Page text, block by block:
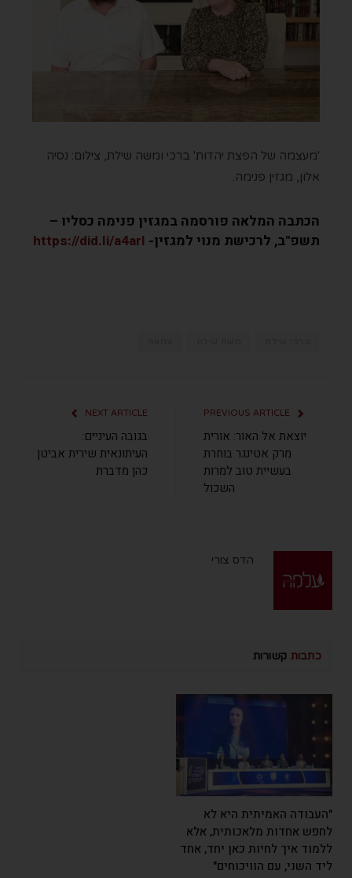
'מעצמה של הפצת יהדות' ברכי ומשה שילת, צילום: נסיה
אלון, מגזין פנימה.
הכתבה המלאה פורסמה במגזין פנימה כסליו –
תשפ"ב, לרכישת מנוי למגזין- https://did.li/a4arl
יוצאת אל האור: אורית
מרק אטינגר בוחרת
בעשיית טוב למרות
השכול
NEXT ARTICLE
בגובה העיניים:
העיתונאית שירית אביטן
כהן מדברת
הדס צורי
כתבות קשורות
"העבודה האמיתית היא לא
לחפש אחדות מלאכותית, אלא
ללמוד איך לחיות כאן יחד, אחד
ליד השני, עם הוויכוחים"